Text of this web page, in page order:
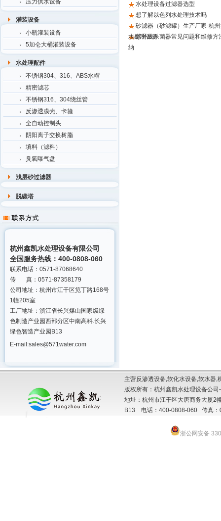
压力供水设备
灌装设备
小瓶灌装设备
5加仑大桶灌装设备
水处理配件
不锈钢304、316、ABS水帽
精密滤芯
不锈钢316、304绕丝管
反渗透膜壳、卡箍
全自动控制头
阴阳离子交换树脂
填料（滤料）
臭氧曝气盘
浅层砂过滤器
脱碳塔
杭州鑫凯水处理设备有限公司
全国服务热线：400-0808-060
联系电话：0571-87068640
传 真：0571-87358179
公司地址：杭州市江干区笕丁路168号
1幢205室
工厂地址：浙江省长兴煤山国家级绿
色制造产业园西部分区中南高科.长兴
绿色智造产业园B13
E-mail:sales@571water.com
水处理设备过滤器选型
想了解以色列水处理技术吗
砂滤器（砂滤罐）生产厂家-杭
水处理设备
紫外线杀菌器常见问题和维修方
纳
主营反渗透设备,软化水设备,软水器
版权所有：杭州鑫凯水处理设备公
地址：杭州市江干区大唐商务大厦2
B13 电话：400-0808-060 传真：
浙公网安备